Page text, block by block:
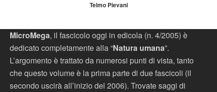
Telmo Pievani
MicroMega, il fascicolo oggi in edicola (n. 4/2005) è
dedicato completamente alla “Natura umana”.
L’argomento è trattato da numerosi punti di vista, tanto
che questo volume è la prima parte di due fascicoli (il
secondo uscirà all’inizio del 2006). Trovate saggi di